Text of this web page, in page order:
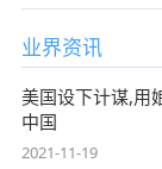
业界资讯
美国设下计谋,用
中国
2021-11-19